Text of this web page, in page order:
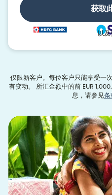
获取
以及
仅限新客户。每位客户只能享受一
有变动。 所汇金额中的前 EUR
息，请参见条